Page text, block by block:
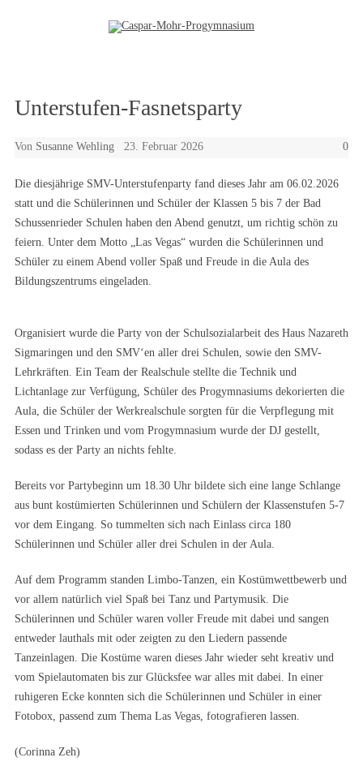
Unterstufen-Fasnetsparty
Von Susanne Wehling 23. Februar 2026 0
Die diesjährige SMV-Unterstufenparty fand dieses Jahr am 06.02.2026
statt und die Schülerinnen und Schüler der Klassen 5 bis 7 der Bad
Schussenrieder Schulen haben den Abend genutzt, um richtig schön zu
feiern. Unter dem Motto „Las Vegas“ wurden die Schülerinnen und
Schüler zu einem Abend voller Spaß und Freude in die Aula des
Bildungszentrums eingeladen.
Organisiert wurde die Party von der Schulsozialarbeit des Haus Nazareth
Sigmaringen und den SMV‘en aller drei Schulen, sowie den SMV-
Lehrkräften. Ein Team der Realschule stellte die Technik und
Lichtanlage zur Verfügung, Schüler des Progymnasiums dekorierten die
Aula, die Schüler der Werkrealschule sorgten für die Verpflegung mit
Essen und Trinken und vom Progymnasium wurde der DJ gestellt,
sodass es der Party an nichts fehlte.
Bereits vor Partybeginn um 18.30 Uhr bildete sich eine lange Schlange
aus bunt kostümierten Schülerinnen und Schülern der Klassenstufen 5-7
vor dem Eingang. So tummelten sich nach Einlass circa 180
Schülerinnen und Schüler aller drei Schulen in der Aula.
Auf dem Programm standen Limbo-Tanzen, ein Kostümwettbewerb und
vor allem natürlich viel Spaß bei Tanz und Partymusik. Die
Schülerinnen und Schüler waren voller Freude mit dabei und sangen
entweder lauthals mit oder zeigten zu den Liedern passende
Tanzeinlagen. Die Kostüme waren dieses Jahr wieder seht kreativ und
vom Spielautomaten bis zur Glücksfee war alles mit dabei. In einer
ruhigeren Ecke konnten sich die Schülerinnen und Schüler in einer
Fotobox, passend zum Thema Las Vegas, fotografieren lassen.
(Corinna Zeh)